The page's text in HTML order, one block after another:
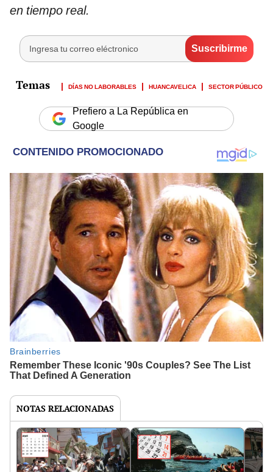
en tiempo real.
DÍAS NO LABORABLES HUANCAVELICA SECTOR PÚBLICO
Prefiero a La República en
Google
NOTAS RELACIONADAS